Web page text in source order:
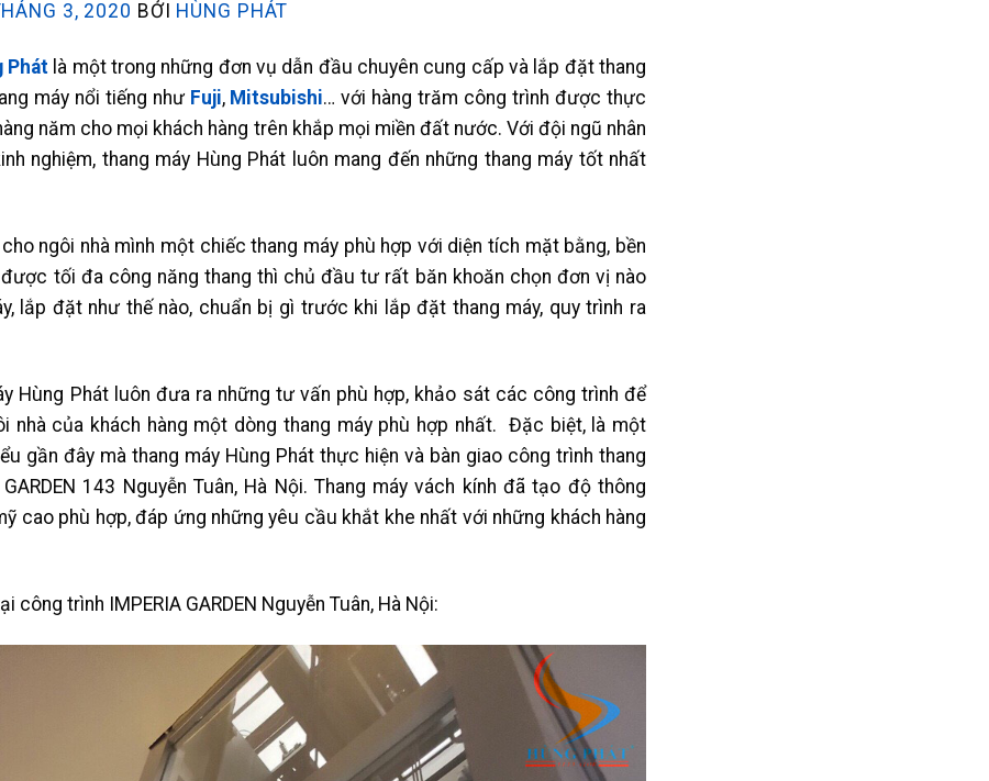
3, 2020 BỞI HÙNG PHÁT
Phát là một trong những đơn vụ dẫn đầu chuyên cung cấp và lắp đặt thang
máy nổi tiếng như Fuji, Mitsubishi… với hàng trăm công trình được thực
năm cho mọi khách hàng trên khắp mọi miền đất nước. Với đội ngũ nhân
nghiệm, thang máy Hùng Phát luôn mang đến những thang máy tốt nhất
ngôi nhà mình một chiếc thang máy phù hợp với diện tích mặt bằng, bền
tối đa công năng thang thì chủ đầu tư rất băn khoăn chọn đơn vị nào
lắp đặt như thế nào, chuẩn bị gì trước khi lắp đặt thang máy, quy trình ra
Hùng Phát luôn đưa ra những tư vấn phù hợp, khảo sát các công trình để
nhà của khách hàng một dòng thang máy phù hợp nhất. Đặc biệt, là một
gần đây mà thang máy Hùng Phát thực hiện và bàn giao công trình thang
143 Nguyễn Tuân, Hà Nội. Thang máy vách kính đã tạo độ thông
cao phù hợp, đáp ứng những yêu cầu khắt khe nhất với những khách hàng
công trình IMPERIA GARDEN Nguyễn Tuân, Hà Nội: